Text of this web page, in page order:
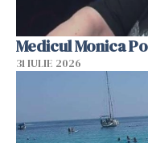
Medicul Monica
31 IULIE 2026